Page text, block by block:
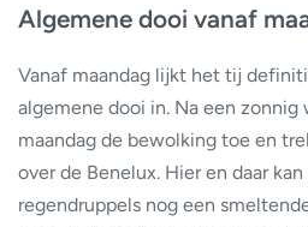
Algemene dooi vanaf
Vanaf maandag lijkt het tij
algemene dooi in. Na een
maandag de bewolking toe en
over de Benelux. Hier en daar
regendruppels nog een